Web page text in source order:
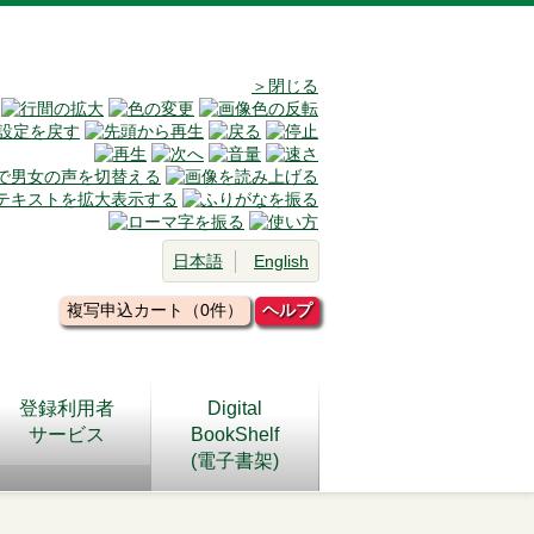
＞閉じる
日本語 English
複写申込カート（0件） ヘルプ
登録利用者
サービス
Digital
BookShelf
(電子書架)